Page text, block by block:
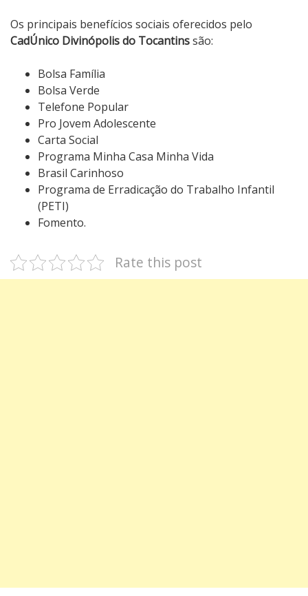
Os principais benefícios sociais oferecidos pelo
CadÚnico Divinópolis do Tocantinssão:
Bolsa Família
Bolsa Verde
Telefone Popular
Pro Jovem Adolescente
Carta Social
Programa Minha Casa Minha Vida
Brasil Carinhoso
Programa de Erradicação do Trabalho Infantil
(PETI)
Fomento.
Rate this post